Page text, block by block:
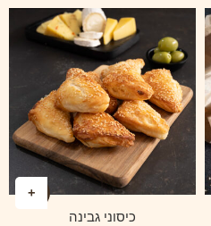
כיסוני גבינה